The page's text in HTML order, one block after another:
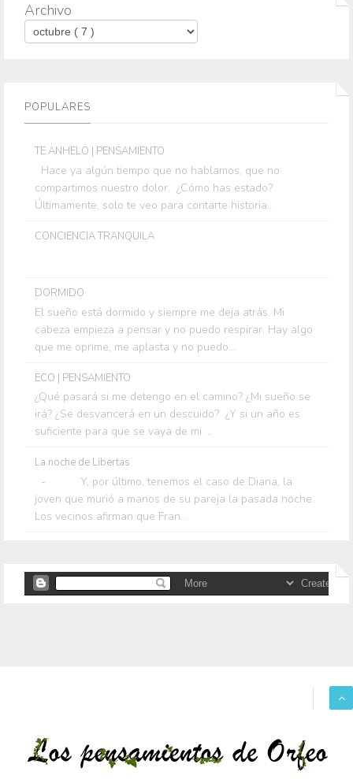
Archivo
POPULARES
TE ANHELO | PENSAMIENTO
Hace ya algún tiempo que no hablamos, que no
compartimos nuestro dolor. ¿Cómo has estado?
Últimamente, solo te veo para contarte historia...
CONCIENCIA TRANQUILA
DORMIDO
El sueño está dormido y siempre me deja atrás. Mi
cabeza empieza a pensar y no puedo respirar. Hay algo
que me oprime, me aplasta y no puedo...
ECO | PENSAMIENTO
¿Qué pasará si me detengo en el camino? ¿Mi sueño se
irá? ¿Se desvancerá en un descuido? ¿Y si un año es
suficiente para que se vaya de mi ...
La noche de Libertas
- Y, por último, tenemos el caso de Diana, la
joven que murió a manos de su pareja la pasada noche.
Los vecinos afirman que Fran...